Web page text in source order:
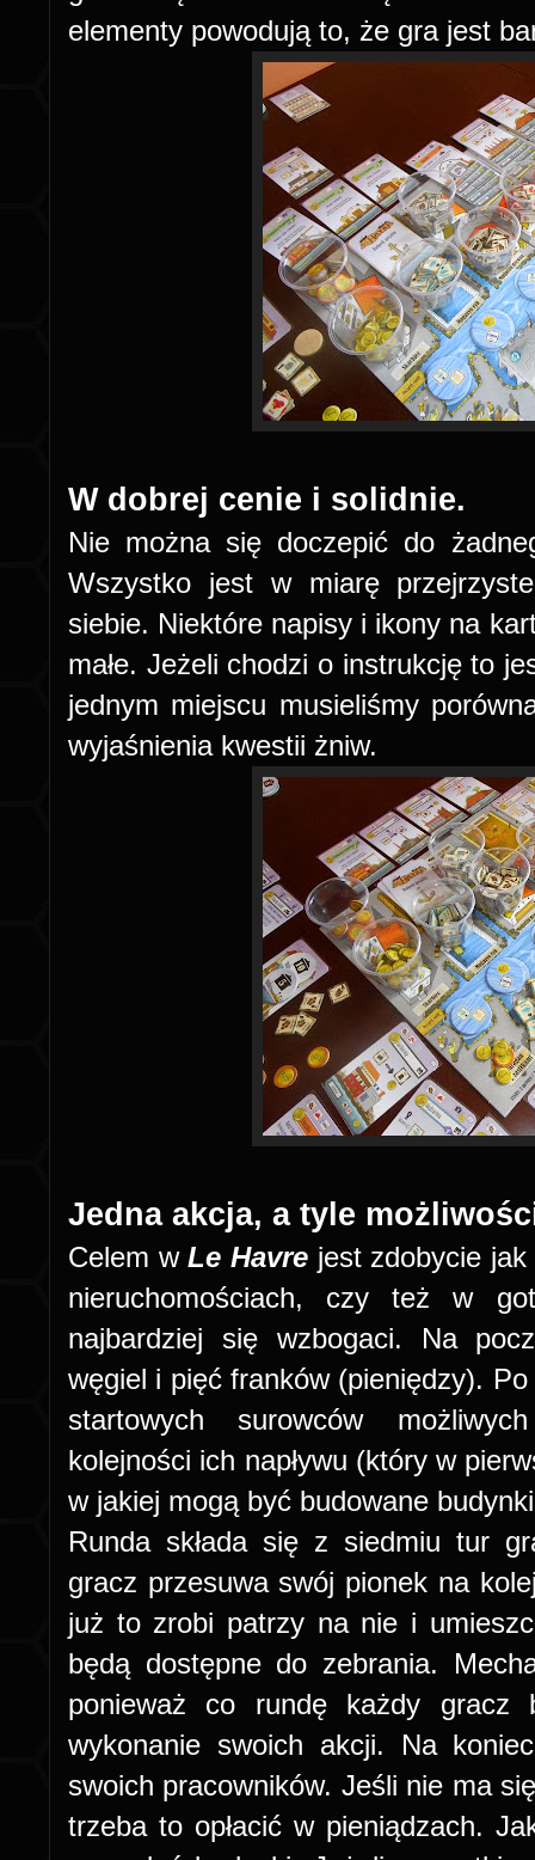
elementy powodują to, że gra jest
W dobrej cenie i solidnie.
Nie można się doczepić do
Wszystko jest w miarę
siebie. Niektóre napisy i ikony na
małe. Jeżeli chodzi o instrukcję to
jednym miejscu musieliśmy
wyjaśnienia kwestii żniw.
Jedna akcja, a tyle
Celem wLe Havrejest zdobycie jak
nieruchomościach, czy też w
najbardziej się wzbogaci. Na
węgiel i pięć franków (pieniędzy).
startowych surowców
kolejności ich napływu (który w
w jakiej mogą być budowane
Runda składa się z siedmiu tur
gracz przesuwa swój pionek na
już to zrobi patrzy na nie i
będą dostępne do zebrania.
ponieważ co rundę każdy gracz
wykonanie swoich akcji. Na
swoich pracowników. Jeśli nie ma
trzeba to opłacić w pieniądzach.